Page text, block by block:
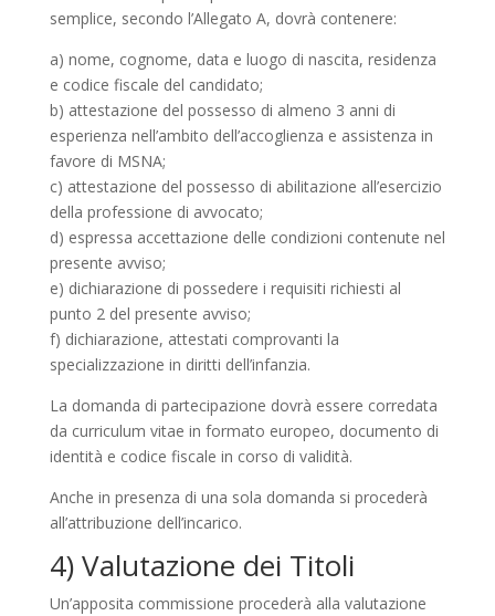
semplice, secondo l’Allegato A, dovrà contenere:
a) nome, cognome, data e luogo di nascita, residenza
e codice fiscale del candidato;
b) attestazione del possesso di almeno 3 anni di
esperienza nell’ambito dell’accoglienza e assistenza in
favore di MSNA;
c) attestazione del possesso di abilitazione all’esercizio
della professione di avvocato;
d) espressa accettazione delle condizioni contenute nel
presente avviso;
e) dichiarazione di possedere i requisiti richiesti al
punto 2 del presente avviso;
f) dichiarazione, attestati comprovanti la
specializzazione in diritti dell’infanzia.
La domanda di partecipazione dovrà essere corredata
da curriculum vitae in formato europeo, documento di
identità e codice fiscale in corso di validità.
Anche in presenza di una sola domanda si procederà
all’attribuzione dell’incarico.
4) Valutazione dei Titoli
Un’apposita commissione procederà alla valutazione